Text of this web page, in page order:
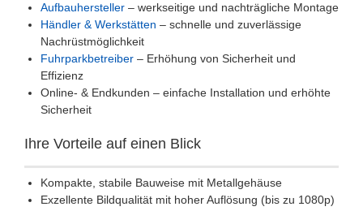
Aufbauhersteller – werkseitige und nachträgliche Montage
Händler & Werkstätten – schnelle und zuverlässige
Nachrüstmöglichkeit
Fuhrparkbetreiber – Erhöhung von Sicherheit und
Effizienz
Online- & Endkunden – einfache Installation und erhöhte
Sicherheit
Ihre Vorteile auf einen Blick
Kompakte, stabile Bauweise mit Metallgehäuse
Exzellente Bildqualität mit hoher Auflösung (bis zu 1080p)